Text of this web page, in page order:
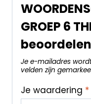
GROEP 6
beoordelen
Je e-mailadres
velden zijn
Je waardering *